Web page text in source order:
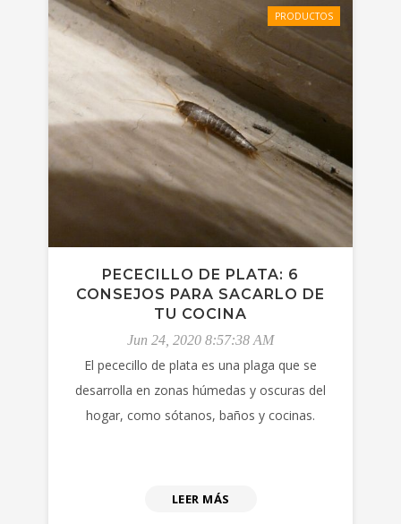
PRODUCTOS
PECECILLO DE PLATA: 6
CONSEJOS PARA SACARLO DE
TU COCINA
Jun 24, 2020 8:57:38 AM
El pececillo de plata es una plaga que se
desarrolla en zonas húmedas y oscuras del
hogar, como sótanos, baños y cocinas.
LEER MÁS